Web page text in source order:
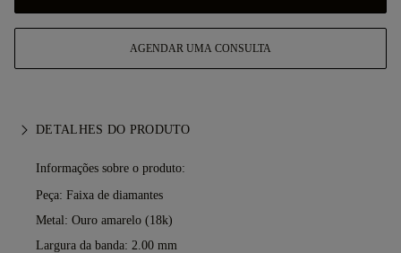
AGENDAR UMA CONSULTA
DETALHES DO PRODUTO
Informações sobre o produto:
Peça: Faixa de diamantes
Metal: Ouro amarelo (18k)
Largura da banda: 2.00 mm